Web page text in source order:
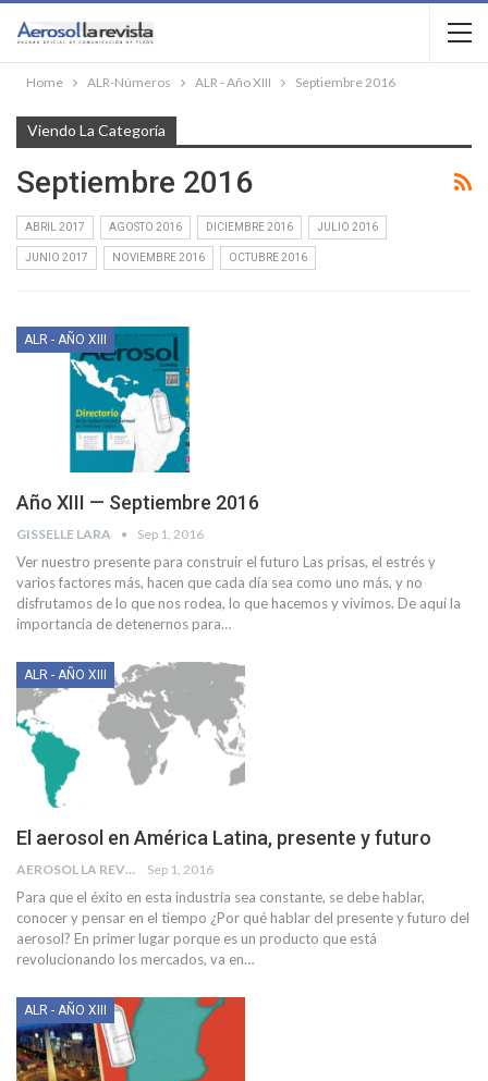
Home ALR-Números ALR - Año XIII Septiembre 2016
Viendo La Categoría
Septiembre 2016
ABRIL 2017 AGOSTO 2016 DICIEMBRE 2016 JULIO 2016
JUNIO 2017 NOVIEMBRE 2016 OCTUBRE 2016
ALR - AÑO XIII
Año XIII — Septiembre 2016
GISSELLE LARA Sep 1, 2016
Ver nuestro presente para construir el futuro Las prisas, el estrés y
varios factores más, hacen que cada día sea como uno más, y no
disfrutamos de lo que nos rodea, lo que hacemos y vivimos. De aquí la
importancia de detenernos para…
ALR - AÑO XIII
El aerosol en América Latina, presente y futuro
AEROSOL LA REVISTA Sep 1, 2016
Para que el éxito en esta industria sea constante, se debe hablar,
conocer y pensar en el tiempo ¿Por qué hablar del presente y futuro del
aerosol? En primer lugar porque es un producto que está
revolucionando los mercados, va en…
ALR - AÑO XIII